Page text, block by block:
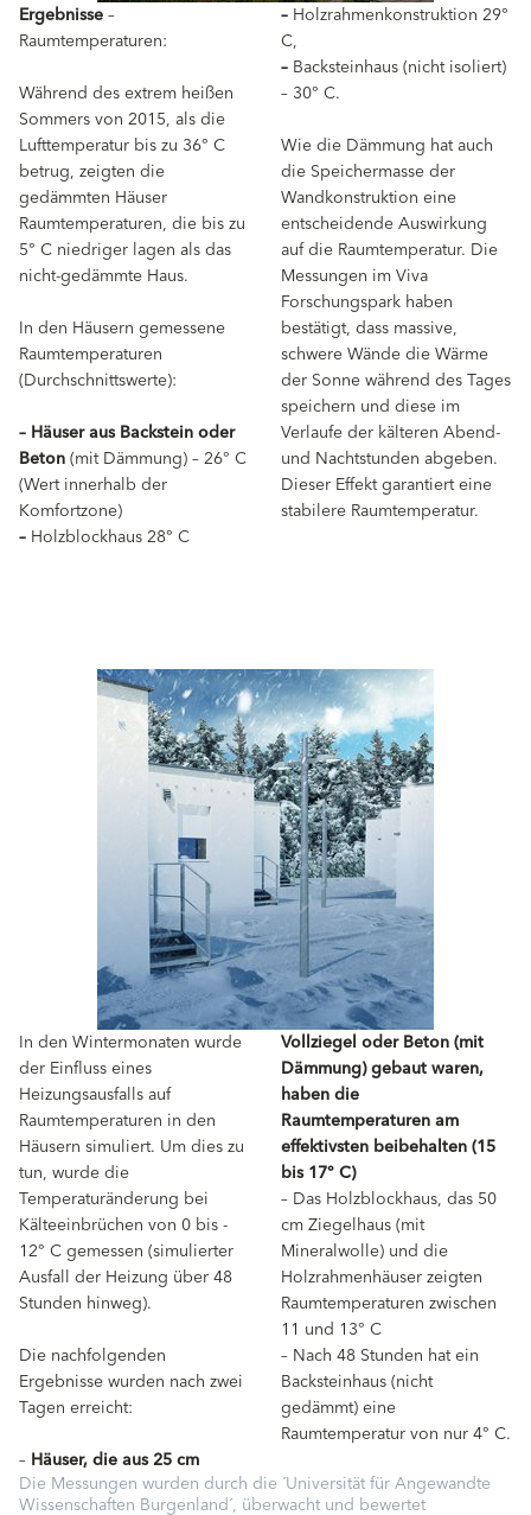
Ergebnisse–
Raumtemperaturen:
Während des extrem heißen
Sommers von 2015, als die
Lufttemperatur bis zu 36° C
betrug, zeigten die
gedämmten Häuser
Raumtemperaturen, die bis zu
5° C niedriger lagen als das
nicht-gedämmte Haus.
In den Häusern gemessene
Raumtemperaturen
(Durchschnittswerte):
– Häuser aus Backstein oder
Beton(mit Dämmung) – 26° C
(Wert innerhalb der
Komfortzone)
– Holzblockhaus 28° C
–Holzrahmenkonstruktion 29°
C,
–Backsteinhaus (nicht isoliert)
– 30° C.
Wie die Dämmung hat auch
die Speichermasse der
Wandkonstruktion eine
entscheidende Auswirkung
auf die Raumtemperatur. Die
Messungen im Viva
Forschungspark haben
bestätigt, dass massive,
schwere Wände die Wärme
der Sonne während des Tages
speichern und diese im
Verlaufe der kälteren Abend-
und Nachtstunden abgeben.
Dieser Effekt garantiert eine
stabilere Raumtemperatur.
In den Wintermonaten wurde
der Einfluss eines
Heizungsausfalls auf
Raumtemperaturen in den
Häusern simuliert. Um dies zu
tun, wurde die
Temperaturänderung bei
Kälteeinbrüchen von 0 bis -
12° C gemessen (simulierter
Ausfall der Heizung über 48
Stunden hinweg).
Die nachfolgenden
Ergebnisse wurden nach zwei
Tagen erreicht:
– Häuser, die aus 25 cm
Vollziegel oder Beton (mit
Dämmung) gebaut waren,
haben die
Raumtemperaturen am
effektivsten beibehalten (15
bis 17° C)
– Das Holzblockhaus, das 50
cm Ziegelhaus (mit
Mineralwolle) und die
Holzrahmenhäuser zeigten
Raumtemperaturen zwischen
11 und 13° C
– Nach 48 Stunden hat ein
Backsteinhaus (nicht
gedämmt) eine
Raumtemperatur von nur 4° C.
Die Messungen wurden durch die ´Universität für Angewandte
Wissenschaften Burgenland´, überwacht und bewertet